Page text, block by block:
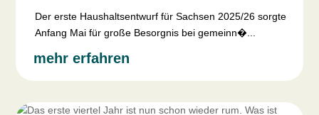
Der erste Haushaltsentwurf für Sachsen 2025/26 sorgte
Anfang Mai für große Besorgnis bei gemeinn�...
mehr erfahren